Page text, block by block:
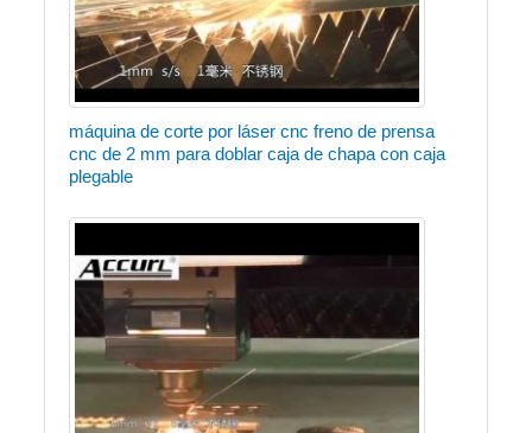
máquina de corte por láser cnc freno de prensa
cnc de 2 mm para doblar caja de chapa con caja
plegable